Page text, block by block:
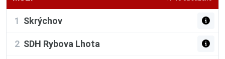
1 Skrýchov
2 SDH Rybova Lhota